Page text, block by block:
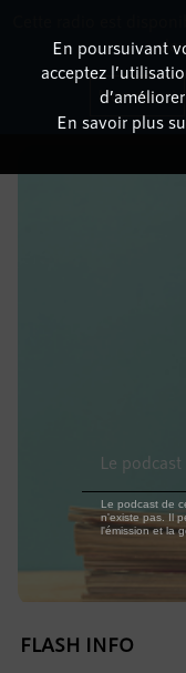
8 mars 2023 à 7h59, durée :
FLASH INFO
En poursuivant
acceptez
En savoir plus
Non merci
Le
Le podcast de
n'existe pas. Il
l'émission et la